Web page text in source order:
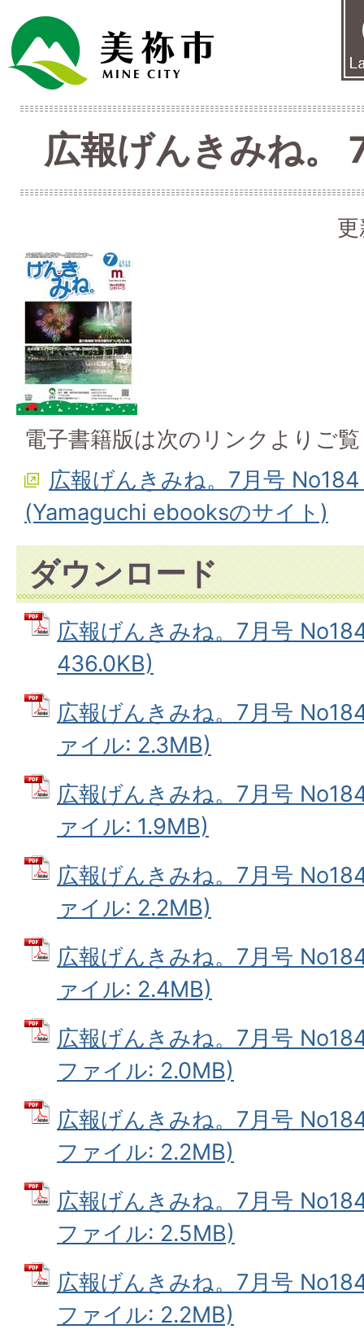
広報げんきみね。
電子書籍版は次のリンクよりご
広報げんきみね。7月号
(Yamaguchi ebooksのサイト)
ダウンロード
広報げんきみね。7月号
436.0KB)
広報げんきみね。7月号
ァイル: 2.3MB)
広報げんきみね。7月号
ァイル: 1.9MB)
広報げんきみね。7月号
ァイル: 2.2MB)
広報げんきみね。7月号
ァイル: 2.4MB)
広報げんきみね。7月号
ファイル: 2.0MB)
広報げんきみね。7月号
ファイル: 2.2MB)
広報げんきみね。7月号
ファイル: 2.5MB)
広報げんきみね。7月号
ファイル: 2.2MB)